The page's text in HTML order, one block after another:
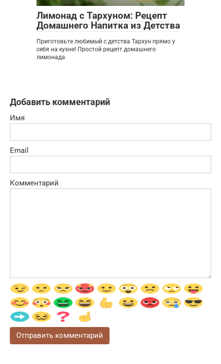
Лимонад с Тархуном: Рецепт
Домашнего Напитка из Детства
Приготовьте любимый с детства Тархун прямо у
себя на кухне! Простой рецепт домашнего
лимонада
Добавить комментарий
Имя
Email
Комментарий